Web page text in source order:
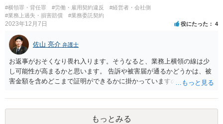
ど、様々な要素を見ていく必要があります。 一度弁護士にご相談され
ることをオススメします。 なお、治療費も損害賠償に含まれますが、
慰謝料など、具体的な損害賠償算定の仕方についても、ご相談なさる
とよいと思います。 お大事になさってください。
#横領罪・背任罪 #労働・雇用契約違反
#経営者・会社側
#業務上過失・損害賠償
#業務委託契約
2023年12月7日 役にたった 4
佐山 亮介 弁護士
お返事がおそくなり畏れ入ります。そうなると、業務上横領の線は少
し可能性が高まるかと思います。 告訴や被害届が通るかどうかは、被
害金額を含めどこまで証明ができるかに掛かっていますので、一度直
もっとみる